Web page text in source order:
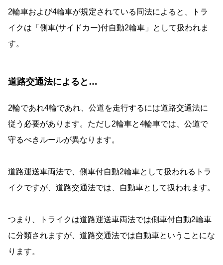
2輪車および4輪車が規定されている同法によると、トラ
イクは「側車(サイドカー)付自動2輪車」として扱われま
す。
道路交通法によると…
2輪であれ4輪であれ、公道を走行するには道路交通法に
従う必要があります。ただし2輪車と4輪車では、公道で
守るべきルールが異なります。
道路運送車両法で、側車付自動2輪車として扱われるトラ
イクですが、道路交通法では、自動車として扱われます。
つまり、トライクは道路運送車両法では側車付自動2輪車
に分類されますが、道路交通法では自動車ということにな
ります。